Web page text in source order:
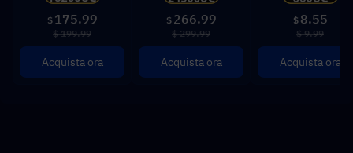
$ 175.99
$ 199.99
Acquista ora
$ 266.99
$ 299.99
Acquista ora
$ 8.55
$ 9.99
Acquista ora